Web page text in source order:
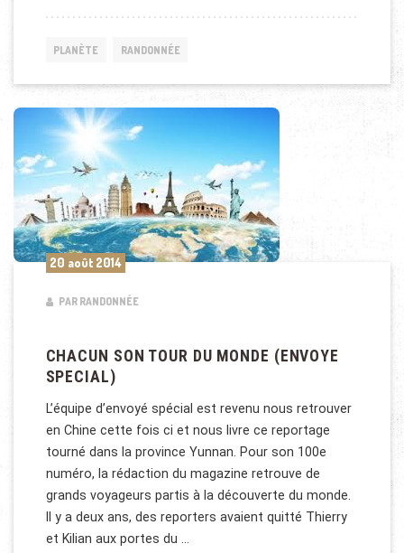
PLANÈTE RANDONNÉE
20 août 2014
PAR RANDONNÉE
CHACUN SON TOUR DU MONDE (ENVOYE
SPECIAL)
L’équipe d’envoyé spécial est revenu nous retrouver
en Chine cette fois ci et nous livre ce reportage
tourné dans la province Yunnan. Pour son 100e
numéro, la rédaction du magazine retrouve de
grands voyageurs partis à la découverte du monde.
Il y a deux ans, des reporters avaient quitté Thierry
et Kilian aux portes du …